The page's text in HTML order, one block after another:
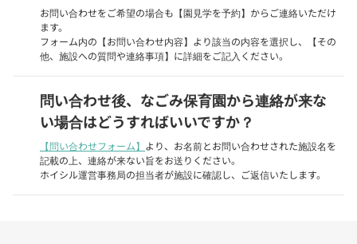
お問い合わせをご希望の場合も【園見学を予約】からご連絡いただけ
ます。
フォーム内の【お問い合わせ内容】より該当の内容を選択し、【その
他、施設への質問や連絡事項】に詳細をご記入ください。
問い合わせ後、なごみ保育園から連絡が来な
い場合はどうすればいいですか？
【問い合わせフォーム】 より、お名前とお問い合わせされた施設名を
記載の上、連絡が来ない旨をお送りください。
ホイシル運営事務局の担当者が施設に確認し、ご返信いたします。